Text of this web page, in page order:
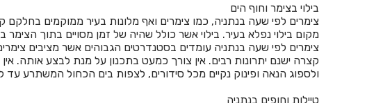
בילוי בצימר וחוף הים
צימרים לפי שעה בנתניה, כמו צימרים ואף מלונות בעיר ממוקמים
מקום בילוי נפלא בעיר. בילוי אשר כולל שהיה של זמן מסויים בתוך
צימרים לפי שעה בנתניה עומדים בסטנדרטים הגבוהים אשר מציבים
קצרה ישנם יתרונות רבים. אין צורך כמעט בתכנון על מנת לבצע אותה.
ולספוג הנאה ופינוק נקיים מכל סידורים, לצפות בים הכחול המשתרע עד
טיילות וחופים בנתניה